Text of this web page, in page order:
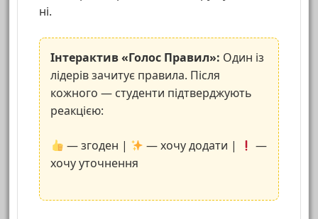
ні.
Інтерактив «Голос Правил»: Один із
лідерів зачитує правила. Після
кожного — студенти підтверджують
реакцією:
— згоден | — хочу додати |
—
хочу уточнення